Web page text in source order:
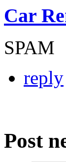
Car
SPAM
reply
Post